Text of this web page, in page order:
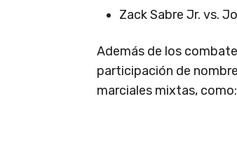
Zack Sabre Jr. vs.
Además de los
participación de
marciales mixtas, como: